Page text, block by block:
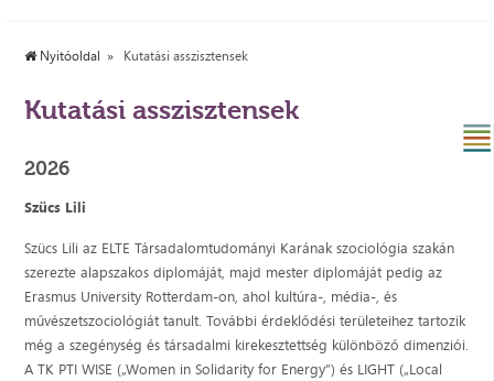
Nyitóoldal Kutatási asszisztensek
Kutatási asszisztensek
2026
Szücs Lili
Szücs Lili az ELTE Társadalomtudományi Karának szociológia szakán
szerezte alapszakos diplomáját, majd mester diplomáját pedig az
Erasmus University Rotterdam-on, ahol kultúra-, média-, és
művészetszociológiát tanult. További érdeklődési területeihez tartozik
még a szegénység és társadalmi kirekesztettség különböző dimenziói.
A TK PTI WISE („Women in Solidarity for Energy”) és LIGHT („Local